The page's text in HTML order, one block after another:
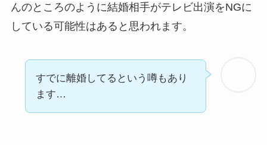
んのところのように結婚相手がテレビ出演をNGに
している可能性はあると思われます。
すでに離婚してるという噂もあり
ます…